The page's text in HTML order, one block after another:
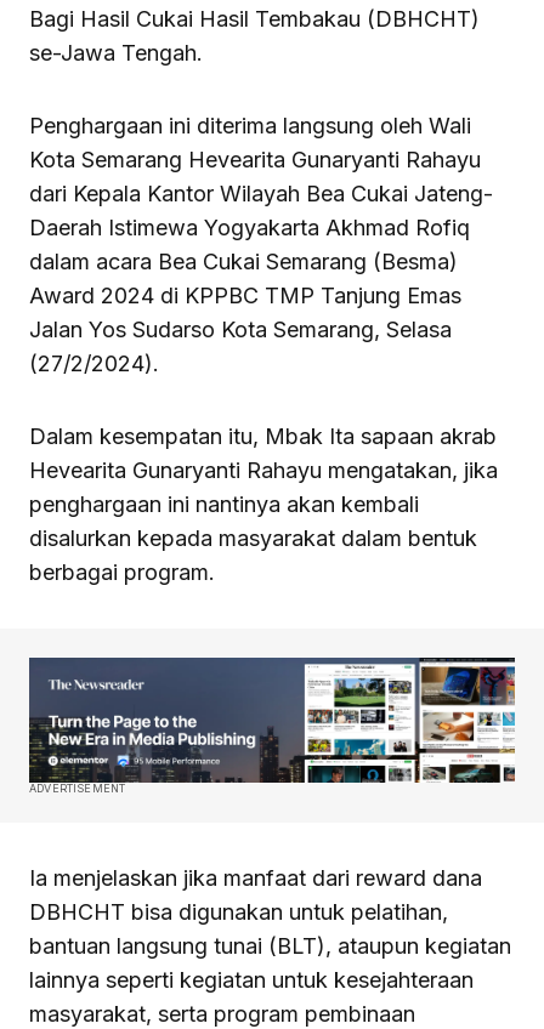
Bagi Hasil Cukai Hasil Tembakau (DBHCHT)
se-Jawa Tengah.
Penghargaan ini diterima langsung oleh Wali
Kota Semarang Hevearita Gunaryanti Rahayu
dari Kepala Kantor Wilayah Bea Cukai Jateng-
Daerah Istimewa Yogyakarta Akhmad Rofiq
dalam acara Bea Cukai Semarang (Besma)
Award 2024 di KPPBC TMP Tanjung Emas
Jalan Yos Sudarso Kota Semarang, Selasa
(27/2/2024).
Dalam kesempatan itu, Mbak Ita sapaan akrab
Hevearita Gunaryanti Rahayu mengatakan, jika
penghargaan ini nantinya akan kembali
disalurkan kepada masyarakat dalam bentuk
berbagai program.
ADVERTISEMENT
Ia menjelaskan jika manfaat dari reward dana
DBHCHT bisa digunakan untuk pelatihan,
bantuan langsung tunai (BLT), ataupun kegiatan
lainnya seperti kegiatan untuk kesejahteraan
masyarakat, serta program pembinaan